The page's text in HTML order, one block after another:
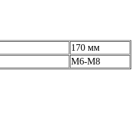
170 мм
М6-М8